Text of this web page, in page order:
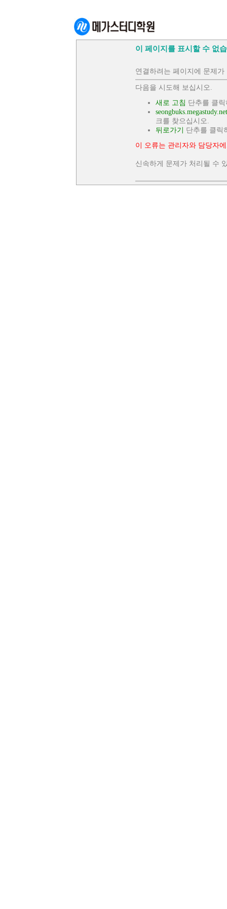
이 페이지를 표시할 수 없
연결하려는 페이지에 문제
다음을 시도해 보십시오.
새로 고침 단추를 클
seongbuks.megastudy.net
크를 찾으십시오.
뒤로가기
단추를 클릭
이 오류는 관리자와 담당자
신속하게 문제가 처리될 수